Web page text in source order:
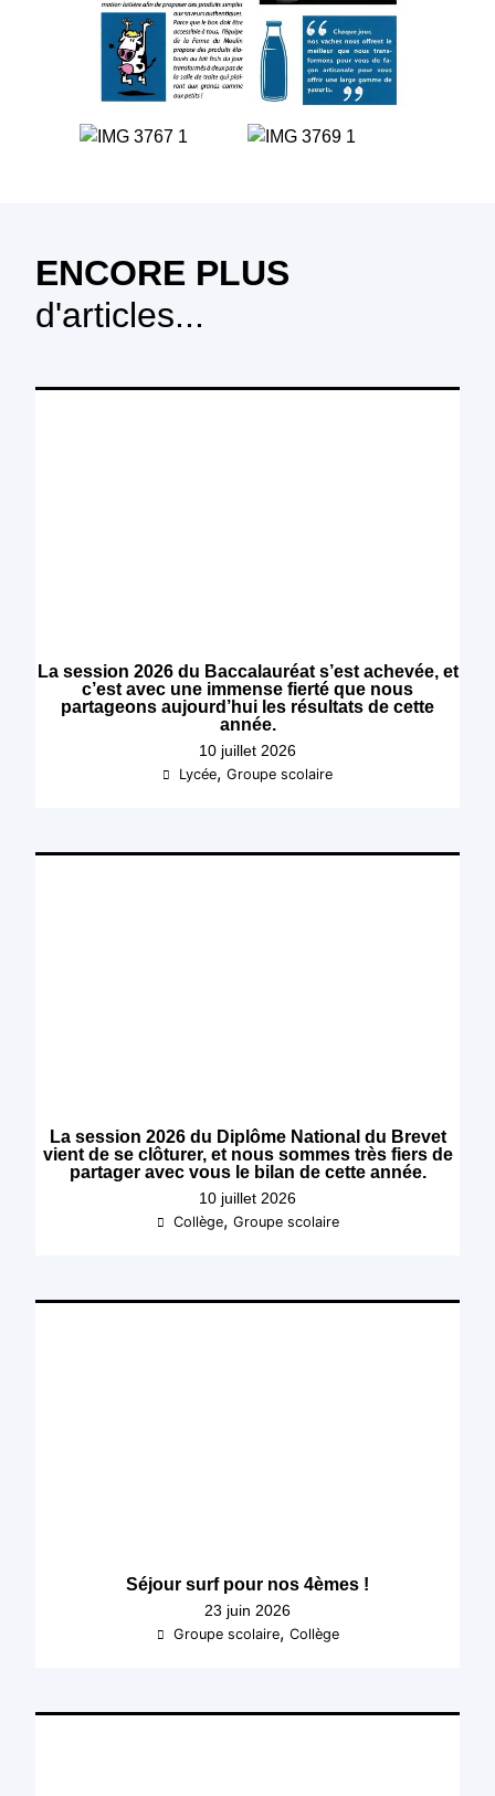
ENCORE PLUS
d'articles...
La session 2026 du Baccalauréat s’est achevée, et
c’est avec une immense fierté que nous
partageons aujourd’hui les résultats de cette
année.
10 juillet 2026
Lycée, Groupe scolaire
La session 2026 du Diplôme National du Brevet
vient de se clôturer, et nous sommes très fiers de
partager avec vous le bilan de cette année.
10 juillet 2026
Collège, Groupe scolaire
Séjour surf pour nos 4èmes !
23 juin 2026
Groupe scolaire, Collège